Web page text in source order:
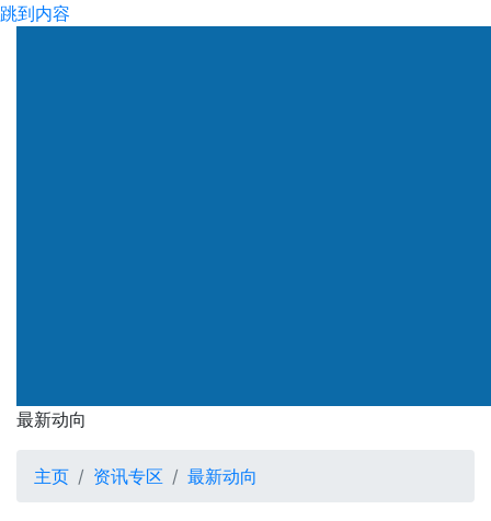
跳到内容
最新动向
最新动向
主页 资讯专区 最新动向